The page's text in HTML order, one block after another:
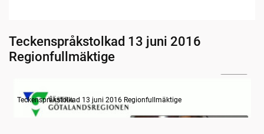
Teckenspråkstolkad 13 juni 2016
Regionfullmäktige
Information om dagens ärenden
Teckenspråkstolkad 13 juni 2016 Regionfullmäktige